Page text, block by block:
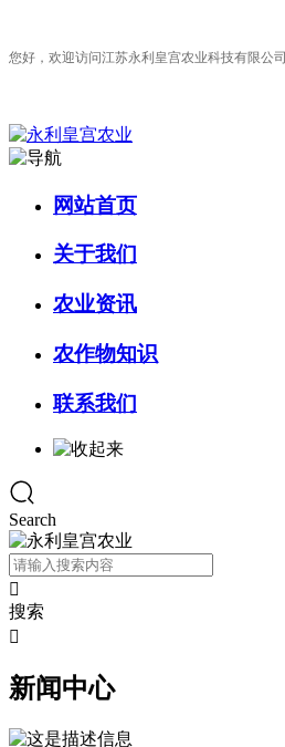
您好，欢迎访问江苏永利皇宫农业科技有限公
网站首页
关于我们
农业资讯
农作物知识
联系我们
Search

搜索

新闻中心